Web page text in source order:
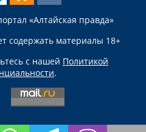
«Алтайская правда»
содержать материалы 18+
с нашей Политикой
.